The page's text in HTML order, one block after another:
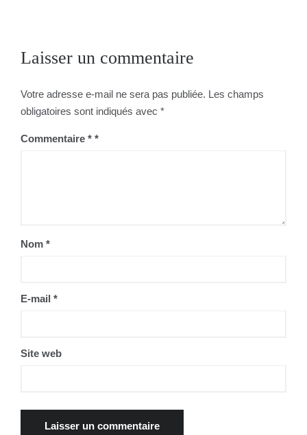
Laisser un commentaire
Votre adresse e-mail ne sera pas publiée. Les champs
obligatoires sont indiqués avec *
Commentaire *
Nom *
E-mail *
Site web